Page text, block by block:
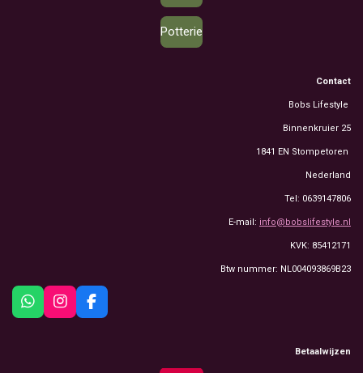
Potterie
Contact
Bobs Lifestyle
Binnenkruier 25
1841 EN Stompetoren
Nederland
Tel: 0639147806
E-mail: info@bobslifestyle.nl
KVK: 85412171
Btw nummer: NL004093869B23
W
h
I
n
F
a
Betaalwijzen